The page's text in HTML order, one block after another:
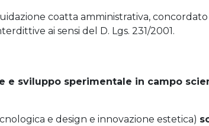
coatta amministrativa, concordato
ai sensi del D. Lgs. 231/2001.
e sviluppo sperimentale in campo
e design e innovazione estetica)